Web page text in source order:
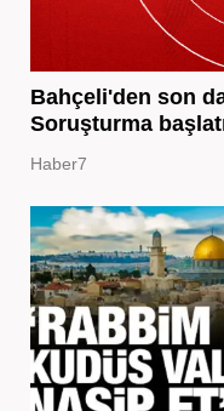
Bahçeli'den son
Soruşturma
Haber7